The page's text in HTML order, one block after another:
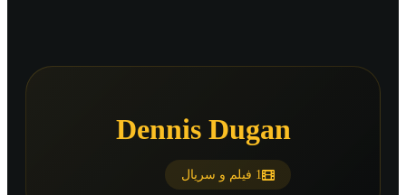
Dennis Dugan
1 فیلم و سریال